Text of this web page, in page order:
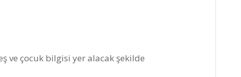
ve çocuk bilgisi yer alacak şekilde